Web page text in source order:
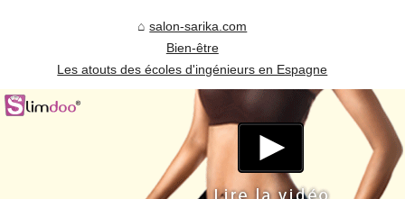
salon-sarika.com
Bien-être
Les atouts des écoles d'ingénieurs en Espagne